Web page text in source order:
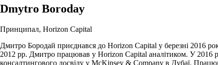
Dmytro Boroday
Принципал, Horizon Capital
Дмитро Бородай приєднався до Horizon Capital у березні 2016
2012 рр. Дмитро працював у Horizon Capital аналітиком. У 2016
консалтингового досвіду у McKinsey & Company в Дубаї.